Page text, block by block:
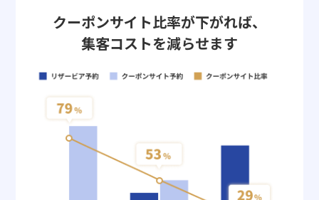
クーポンサイト比率が下がれば、
集客コストを減らせます